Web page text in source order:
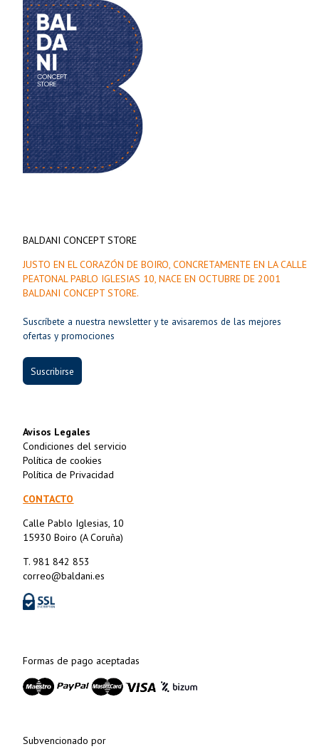
BALDANI CONCEPT STORE
JUSTO EN EL CORAZÓN DE BOIRO, CONCRETAMENTE EN LA CALLE
PEATONAL PABLO IGLESIAS 10, NACE EN OCTUBRE DE 2001
BALDANI CONCEPT STORE.
Suscríbete a nuestra newsletter y te avisaremos de las mejores
ofertas y promociones
Suscribirse
Avisos Legales
Condiciones del servicio
Política de cookies
Política de Privacidad
CONTACTO
Calle Pablo Iglesias, 10
15930 Boiro (A Coruña)
T. 981 842 853
correo@baldani.es
Formas de pago aceptadas
Subvencionado por